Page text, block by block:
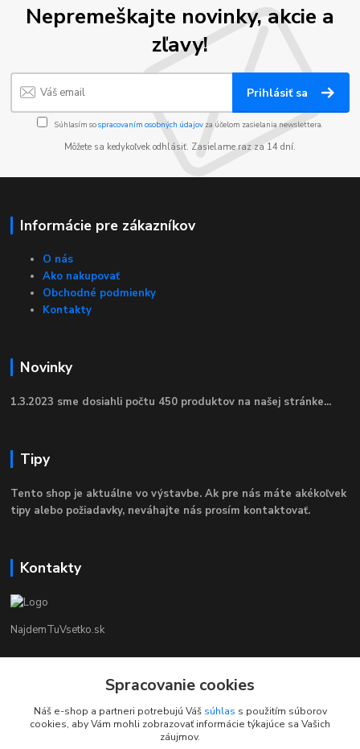
Nepremeškajte novinky, akcie a
zľavy!
Prihlásiť sa
Súhlasím sospracovaním osobných údajov za účelom zasielania newslettera.
Môžete sa kedykoľvek odhlásiť. Zasielame raz za 14 dní.
Informácie pre zákazníkov
O nás
Ako nakupovať
Obchodné podmienky
Kontakty
Novinky
1.3.2023 sme dosiahli počtu 450 produktov na našej stránke...
Tipy
Tento shop je aktuálne vo výstavbe. Ak pre nás máte akékoľvek
tipy alebo požiadavky, neváhajte nás prosím kontaktovať.
Kontakty
NajdemTuVsetko.sk
+421 902250190
info@najdemtuvsetko.sk
Spracovanie cookies
Náš e-shop a partneri potrebujú Váš súhlas s použitím súborov
cookies, aby Vám mohli zobrazovať informácie týkajúce sa Vašich
záujmov.